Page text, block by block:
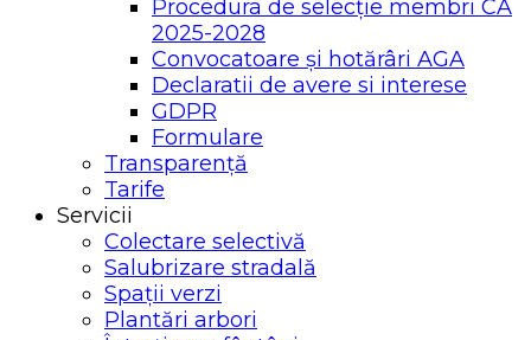
Procedura de selecție membri CA
2025-2028
Convocatoare și hotărâri AGA
Declaratii de avere si interese
GDPR
Formulare
Transparență
Tarife
Servicii
Colectare selectivă
Salubrizare stradală
Spații verzi
Plantări arbori